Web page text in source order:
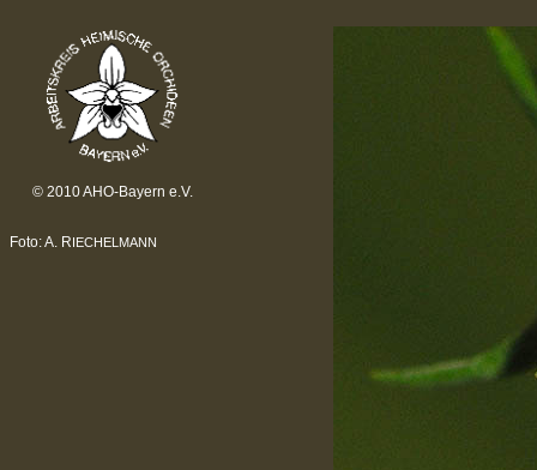
© 2010 AHO-Bayern e.V.
Foto: A. RIECHELMANN